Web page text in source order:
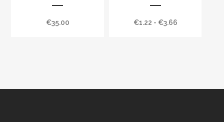
€35.00 €1.22 - €3.66Fascia